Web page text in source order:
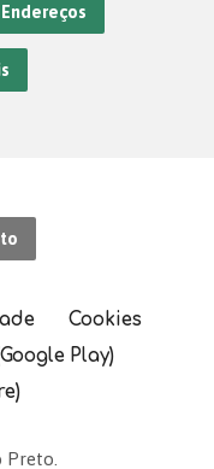
Endereços
Cookies
Play)
Preto.